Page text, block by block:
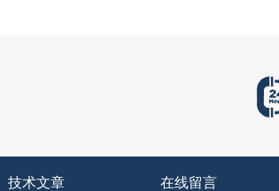
技术文章 在线留言